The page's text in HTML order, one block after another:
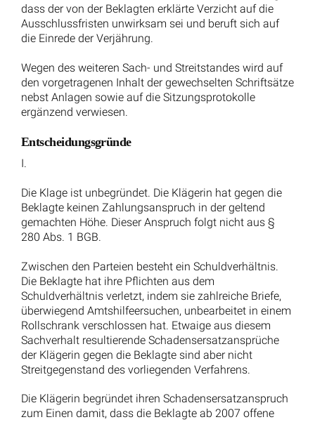
Mein Name ist Hans Jürgen Kotz und ich
bin Rechtsanwalt und Fachanwalt in der
Kanzlei Kotz in Kreuztal. Ich bin nicht nur
Arbeitsrecht, sondern auch der stolze
Gründer der Kanzlei Kotz, die ich am 15.
November 1983 gründete. Meine tiefe
Leidenschaft für das Recht und mein
unermüdliches Engagement für meine
Mandanten haben mir im Laufe der Jahre
einen Namen gemacht, insbesondere im
Hans Jürgen Kotz.